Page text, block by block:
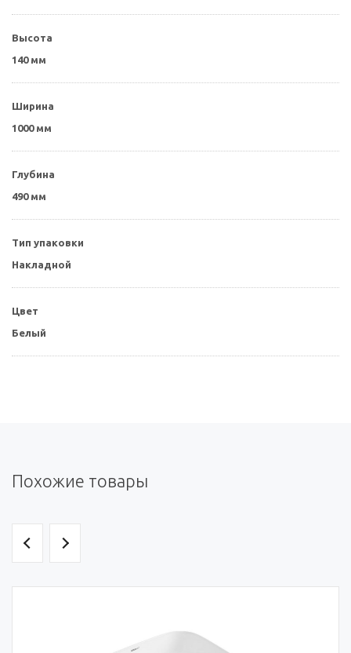
Высота
140 мм
Ширина
1000 мм
Глубина
490 мм
Тип упаковки
Накладной
Цвет
Белый
Похожие товары